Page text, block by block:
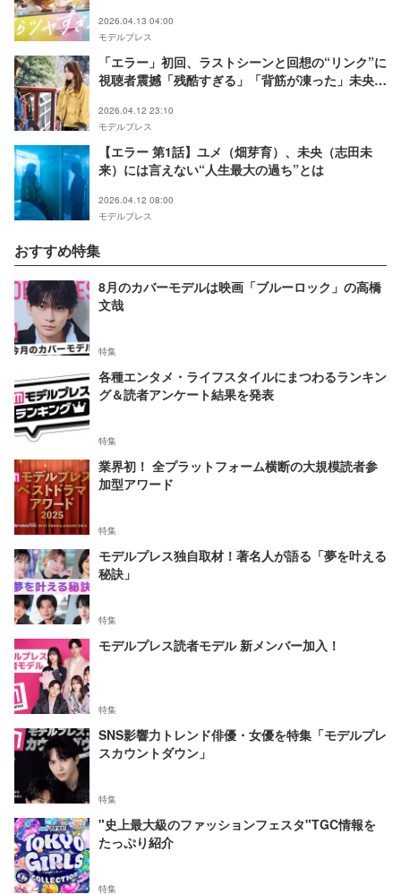
2026.04.13 04:00
モデルプレス
「エラー」初回、ラストシーンと回想の“リンク”に
視聴者震撼「残酷すぎる」「背筋が凍った」未央
2026.04.12 23:10
モデルプレス
【エラー 第1話】ユメ（畑芽育）、未央（志田未
来）には言えない“人生最大の過ち”とは
2026.04.12 08:00
モデルプレス
おすすめ特集
8月のカバーモデルは映画「ブルーロック」の高橋
文哉
特集
各種エンタメ・ライフスタイルにまつわるランキン
グ＆読者アンケート結果を発表
特集
業界初！ 全プラットフォーム横断の大規模読者参
加型アワード
特集
モデルプレス独自取材！著名人が語る「夢を叶える
秘訣」
特集
モデルプレス読者モデル 新メンバー加入！
特集
SNS影響力トレンド俳優・女優を特集「モデルプレ
スカウントダウン」
特集
"史上最大級のファッションフェスタ"TGC情報を
たっぷり紹介
特集